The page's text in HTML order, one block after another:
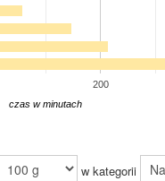
200
czas w minutach
w kategorii